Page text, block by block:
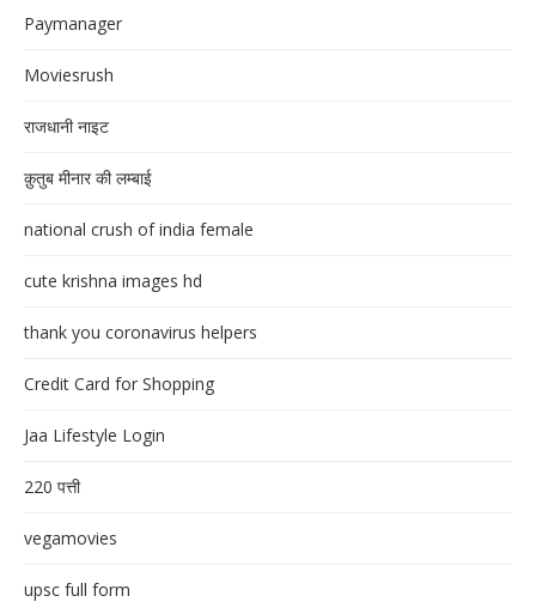
Paymanager
Moviesrush
राजधानी नाइट
क़ुतुब मीनार की लम्बाई
national crush of india female
cute krishna images hd
thank you coronavirus helpers
Credit Card for Shopping
Jaa Lifestyle Login
220 पत्ती
vegamovies
upsc full form